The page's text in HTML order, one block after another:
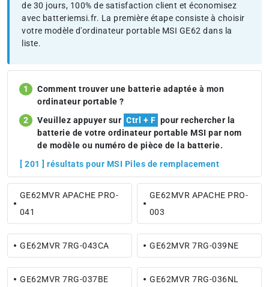
de 30 jours, 100% de satisfaction client et économisez
avec batteriemsi.fr. La première étape consiste à choisir
votre modèle d'ordinateur portable MSI GE62 dans la
liste.
Comment trouver une batterie adaptée à mon
ordinateur portable ?
Veuillez appuyer sur Ctrl + F pour rechercher la
batterie de votre ordinateur portable MSI par nom
de modèle ou numéro de pièce de la batterie.
[ 201 ] résultats pour MSI Piles de remplacement
GE62MVR APACHE PRO-
041
GE62MVR APACHE PRO-
003
GE62MVR 7RG-043CA GE62MVR 7RG-039NE
GE62MVR 7RG-037BE GE62MVR 7RG-036NL